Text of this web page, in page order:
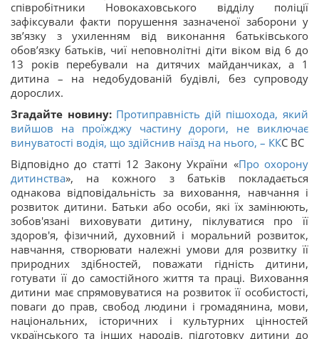
співробітники Новокаховського відділу поліції
зафіксували факти порушення зазначеної заборони у
зв’язку з ухиленням від виконання батьківського
обов’язку батьків, чиї неповнолітні діти віком від 6 до
13 років перебували на дитячих майданчиках, а 1
дитина – на недобудованій будівлі, без супроводу
дорослих.
Згадайте новину: Протиправність дій пішохода, який
вийшов на проїжджу частину дороги, не виключає
винуватості водія, що здійснив наїзд на нього, – ККС ВС
Відповідно до статті 12 Закону України «Про охорону
дитинства», на кожного з батьків покладається
однакова відповідальність за виховання, навчання і
розвиток дитини. Батьки або особи, які їх замінюють,
зобов'язані виховувати дитину, піклуватися про її
здоров'я, фізичний, духовний і моральний розвиток,
навчання, створювати належні умови для розвитку її
природних здібностей, поважати гідність дитини,
готувати її до самостійного життя та праці. Виховання
дитини має спрямовуватися на розвиток її особистості,
поваги до прав, свобод людини і громадянина, мови,
національних, історичних і культурних цінностей
українського та інших народів, підготовку дитини до